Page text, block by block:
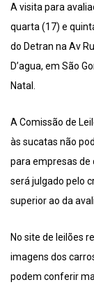
A visita para
quarta (17) e
do Detran na Av
D’agua, em São
Natal.
A Comissão de
às sucatas não
para empresas de
será julgado pelo
superior ao da
No site de leilões
imagens dos
podem conferir